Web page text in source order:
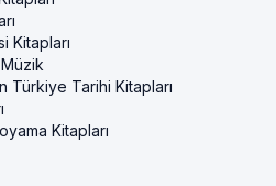
Kitapları
Türkiye Tarihi Kitapları
Kitapları